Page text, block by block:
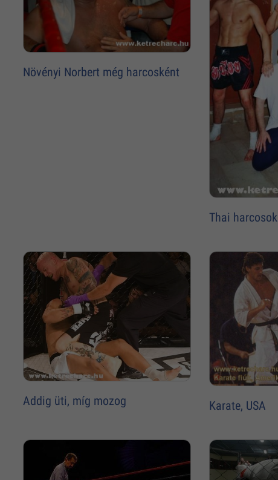
Növényi Norbert még harcosként
Thai harcosok
Addig üti, míg mozog Karate, USA